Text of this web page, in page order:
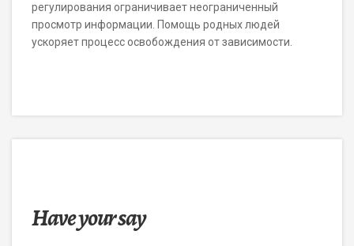
регулирования ограничивает неограниченный
просмотр информации. Помощь родных людей
ускоряет процесс освобождения от зависимости.
Have your say